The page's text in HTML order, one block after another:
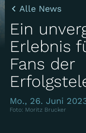
Alle News
Ein
Erlebnis
Fans der
Mo., 26. Juni
Foto: Moritz Brucker